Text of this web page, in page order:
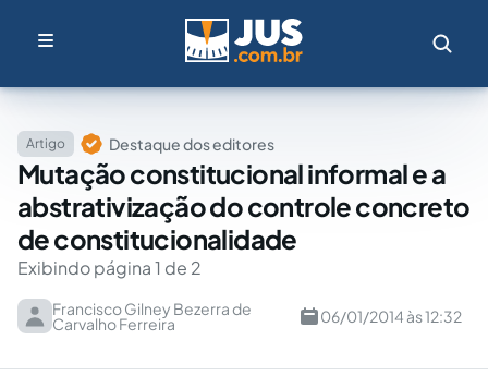
Artigo Destaque dos editores
Mutação constitucional informal e a
abstrativização do controle concreto
de constitucionalidade
Exibindo página 1 de 2
Francisco Gilney Bezerra de
Carvalho Ferreira 06/01/2014 às 12:32